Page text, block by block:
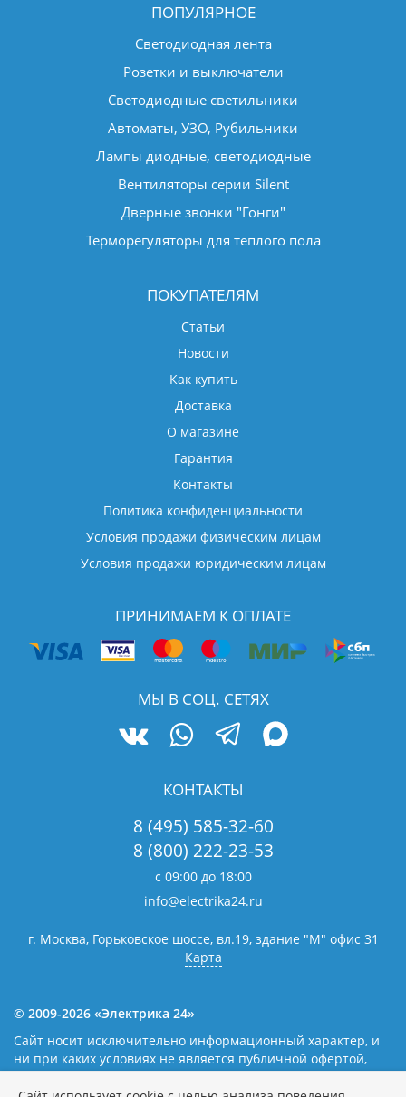
ПОПУЛЯРНОЕ
Светодиодная лента
Розетки и выключатели
Светодиодные светильники
Автоматы, УЗО, Рубильники
Лампы диодные, светодиодные
Вентиляторы серии Silent
Дверные звонки "Гонги"
Терморегуляторы для теплого пола
ПОКУПАТЕЛЯМ
Статьи
Новости
Как купить
Доставка
О магазине
Гарантия
Контакты
Политика конфиденциальности
Условия продажи физическим лицам
Условия продажи юридическим лицам
ПРИНИМАЕМ К ОПЛАТЕ
МЫ В СОЦ. СЕТЯХ
КОНТАКТЫ
8 (495) 585-32-60
8 (800) 222-23-53
с 09:00 до 18:00
info@electrika24.ru
г. Москва, Горьковское шоссе, вл.19, здание "М" офис 31
Карта
© 2009-2026 «Электрика 24»
Сайт носит исключительно информационный характер, и
ни при каких условиях не является публичной офертой,